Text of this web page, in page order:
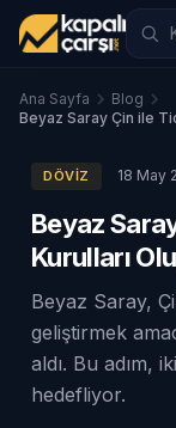
Ana Sayfa
Blog
Beyaz Saray Çin ile
DÖVIZ 18 May
Beyaz
Kurulları
Beyaz Saray,
geliştirmek
aldı. Bu adım,
hedefliyor.